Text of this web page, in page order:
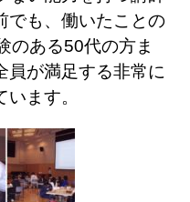
でも、働いたことの
のある50代の方ま
員が満足する非常に
ます。